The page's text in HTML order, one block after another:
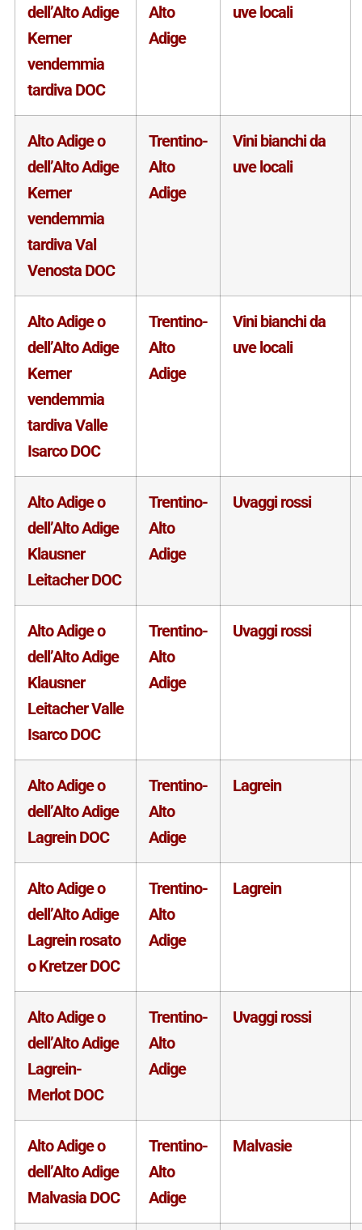
dell’Alto Adige
Kerner
vendemmia
tardiva DOC
Alto
Adige
uve locali
Alto Adige o
dell’Alto Adige
Kerner
vendemmia
tardiva Val
Venosta DOC
Trentino-
Alto
Adige
Vini bianchi da
uve locali
Alto Adige o
dell’Alto Adige
Kerner
vendemmia
tardiva Valle
Isarco DOC
Trentino-
Alto
Adige
Vini bianchi da
uve locali
Alto Adige o
dell’Alto Adige
Klausner
Leitacher DOC
Trentino-
Alto
Adige
Uvaggi rossi
Alto Adige o
dell’Alto Adige
Klausner
Leitacher Valle
Isarco DOC
Trentino-
Alto
Adige
Uvaggi rossi
Alto Adige o
dell’Alto Adige
Lagrein DOC
Trentino-
Alto
Adige
Lagrein
Alto Adige o
dell’Alto Adige
Lagrein rosato
o Kretzer DOC
Trentino-
Alto
Adige
Lagrein
Alto Adige o
dell’Alto Adige
Lagrein-
Merlot DOC
Trentino-
Alto
Adige
Uvaggi rossi
Alto Adige o
dell’Alto Adige
Malvasia DOC
Trentino-
Alto
Adige
Malvasie